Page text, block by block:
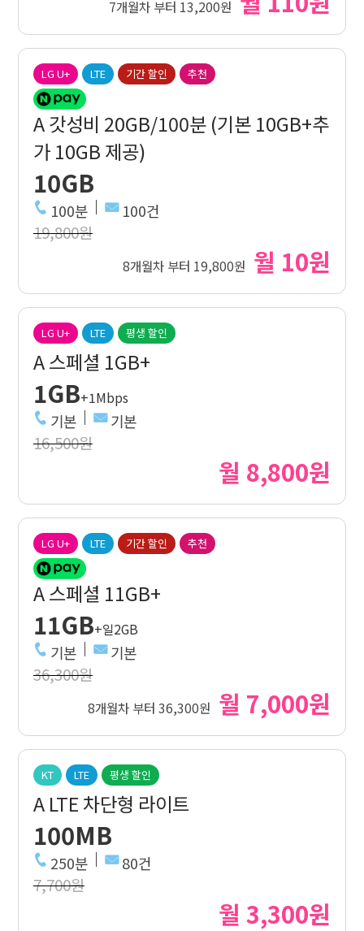
7개월차 부터 13,200원
LG U+ LTE 기간 할인 추천
A 갓성비 20GB/100분 (기본 10GB+추
가 10GB 제공)
10GB
100분 100건
19,800원
8개월차 부터 19,800원 월 10원
LG U+ LTE 평생 할인
A 스페셜 1GB+
1GB+1Mbps
기본 기본
16,500원
월 8,800원
LG U+ LTE 기간 할인 추천
A 스페셜 11GB+
11GB+일2GB
기본 기본
36,300원
8개월차 부터 36,300원 월 7,000원
KT LTE 평생 할인
A LTE 차단형 라이트
100MB
250분 80건
7,700원
월 3,300원